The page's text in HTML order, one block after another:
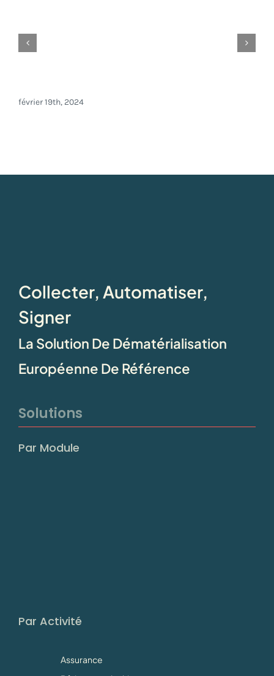
février 19th, 2024
Collecter, Automatiser,
Signer
La Solution De Dématérialisation
Européenne De Référence
Solutions
Par Module
Par Activité
Assurance